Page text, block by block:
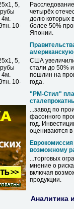
5,
4м.
10-
5,
4м.
10-
четырёх
долю которых
более 50%
Японии.
американскую
США
стали до 50%
пошлин на
года.
"РМ-Стил"
...завод по
фасонного
год.
оцениваются
возможному
...торговых
мнение о
включая
продукции.
Аналитика